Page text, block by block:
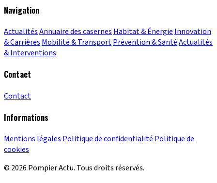
Navigation
ActualitésAnnuaire des casernes Habitat & Énergie Innovation
& Carrières Mobilité & TransportPrévention & SantéActualités
& Interventions
Contact
Contact
Informations
Mentions légales Politique de confidentialité Politique de
cookies
© 2026 Pompier Actu. Tous droits réservés.